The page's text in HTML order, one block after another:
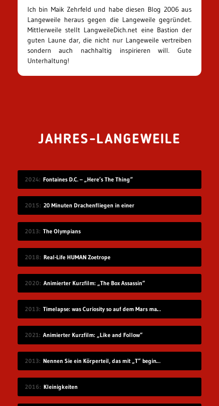
Ich bin Maik Zehrfeld und habe diesen Blog 2006 aus
Langeweile heraus gegen die Langeweile gegründet.
Mittlerweile stellt LangweileDich.net eine Bastion der
guten Laune dar, die nicht nur Langeweile vertreiben
sondern auch nachhaltig inspirieren will. Gute
Unterhaltung!
JAHRES-LANGEWEILE
2024 Fontaines D.C. – „Here’s The Thing“
2015 20 Minuten Drachenfliegen in einer
2013 The Olympians
2018 Real-Life HUMAN Zoetrope
2020 Animierter Kurzfilm: „The Box Assassin“
2013 Timelapse: was Curiosity so auf dem Mars macht
2021 Animierter Kurzfilm: „Like and Follow“
2013 Nennen Sie ein Körperteil, das mit „T“ beginnt
2016 Kleinigkeiten